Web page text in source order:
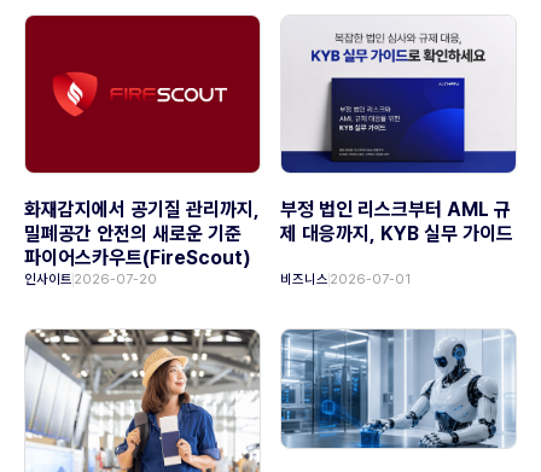
화재감지에서 공기질 관리까지,
밀폐공간 안전의 새로운 기준
파이어스카우트(FireScout)
인사이트 2026-07-20
부정 법인 리스크부터 AML 규
제 대응까지, KYB 실무 가이드
비즈니스 2026-07-01